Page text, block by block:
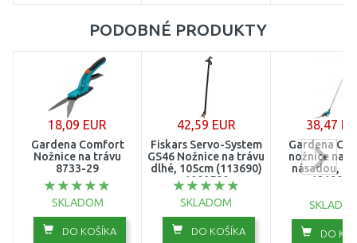
PODOBNÉ PRODUKTY
18,09 EUR
Gardena Comfort
Nožnice na trávu
8733-29
SKLADOM
DO KOŠÍKA
42,59 EUR
Fiskars Servo-System
GS46 Nožnice na trávu
dlhé, 105cm (113690)
1000590
SKLADOM
DO KOŠÍKA
38,47
Gardena
nožnice na
násadou,
12100-
DO